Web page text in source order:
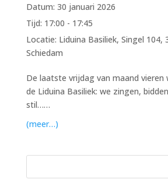
Datum: 30 januari 2026
Tijd: 17:00 - 17:45
Locatie: Liduina Basiliek, Singel 104,
Schiedam
De laatste vrijdag van maand vieren
de Liduina Basiliek: we zingen,
stil……
(meer…)